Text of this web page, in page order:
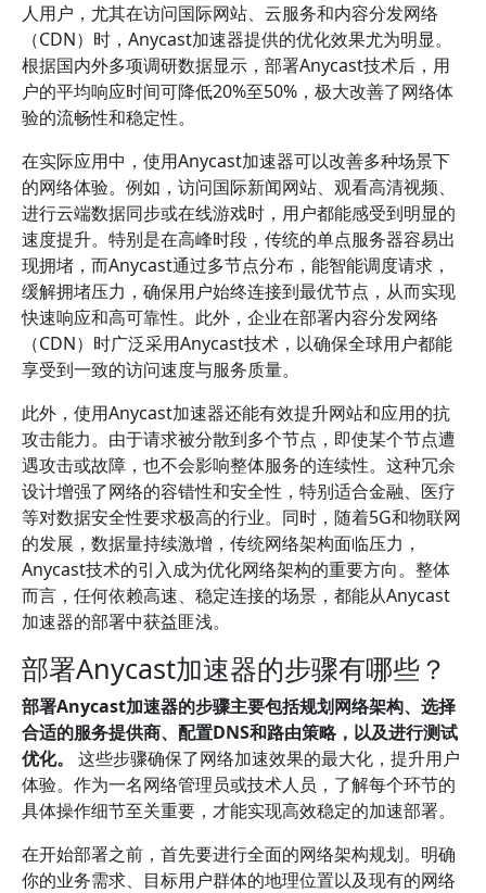
人用户，尤其在访问国际网站、云服务和内容分发网络
（CDN）时，Anycast加速器提供的优化效果尤为明显。
根据国内外多项调研数据显示，部署Anycast技术后，用
户的平均响应时间可降低20%至50%，极大改善了网络体
验的流畅性和稳定性。
在实际应用中，使用Anycast加速器可以改善多种场景下
的网络体验。例如，访问国际新闻网站、观看高清视频、
进行云端数据同步或在线游戏时，用户都能感受到明显的
速度提升。特别是在高峰时段，传统的单点服务器容易出
现拥堵，而Anycast通过多节点分布，能智能调度请求，
缓解拥堵压力，确保用户始终连接到最优节点，从而实现
快速响应和高可靠性。此外，企业在部署内容分发网络
（CDN）时广泛采用Anycast技术，以确保全球用户都能
享受到一致的访问速度与服务质量。
此外，使用Anycast加速器还能有效提升网站和应用的抗
攻击能力。由于请求被分散到多个节点，即使某个节点遭
遇攻击或故障，也不会影响整体服务的连续性。这种冗余
设计增强了网络的容错性和安全性，特别适合金融、医疗
等对数据安全性要求极高的行业。同时，随着5G和物联网
的发展，数据量持续激增，传统网络架构面临压力，
Anycast技术的引入成为优化网络架构的重要方向。整体
而言，任何依赖高速、稳定连接的场景，都能从Anycast
加速器的部署中获益匪浅。
部署Anycast加速器的步骤有哪些？
部署Anycast加速器的步骤主要包括规划网络架构、选择
合适的服务提供商、配置DNS和路由策略，以及进行测试
优化。
这些步骤确保了网络加速效果的最大化，提升用户
体验。作为一名网络管理员或技术人员，了解每个环节的
具体操作细节至关重要，才能实现高效稳定的加速部署。
在开始部署之前，首先要进行全面的网络架构规划。明确
你的业务需求、目标用户群体的地理位置以及现有的网络